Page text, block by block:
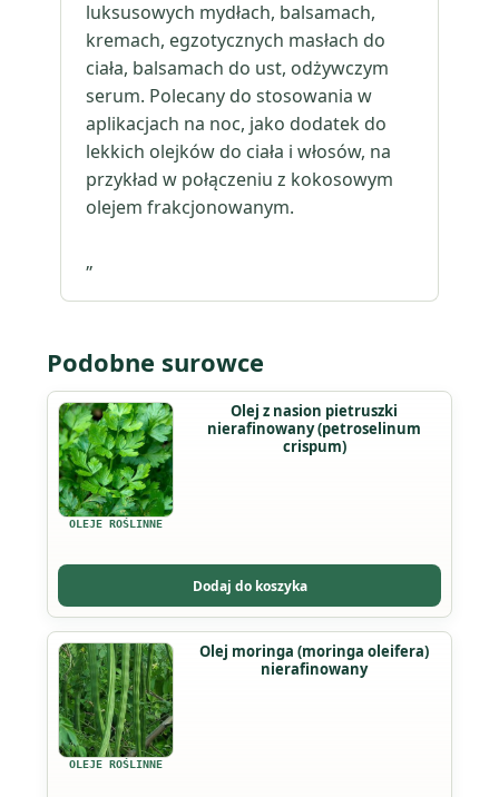
luksusowych mydłach, balsamach,
kremach, egzotycznych masłach do
ciała, balsamach do ust, odżywczym
serum. Polecany do stosowania w
aplikacjach na noc, jako dodatek do
lekkich olejków do ciała i włosów, na
przykład w połączeniu z kokosowym
olejem frakcjonowanym.
„
Podobne surowce
OLEJE ROŚLINNE
Olej z nasion pietruszki
nierafinowany (petroselinum
crispum)
Dodaj do koszyka
Ten
produkt
ma
wiele
wariantów.
można
wybrać
na
stronie
produktu
OLEJE ROŚLINNE
Olej moringa (moringa oleifera)
nierafinowany
Ten
produkt
ma
wiele
wariantów.